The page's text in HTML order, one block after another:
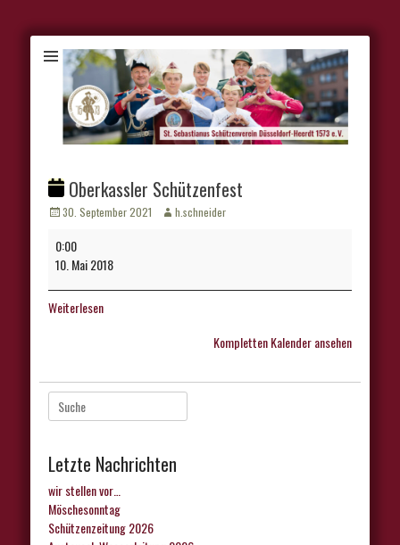
Oberkassler Schützenfest
Veröffentlicht
30. September 2021 Autorh.schneider
Oberkassler
Schützenfest
0:00
10. Mai 2018
Weiterlesen
Kompletten Kalender ansehen
Suche
nach:
Letzte Nachrichten
wir stellen vor…
Möschesonntag
Schützenzeitung 2026